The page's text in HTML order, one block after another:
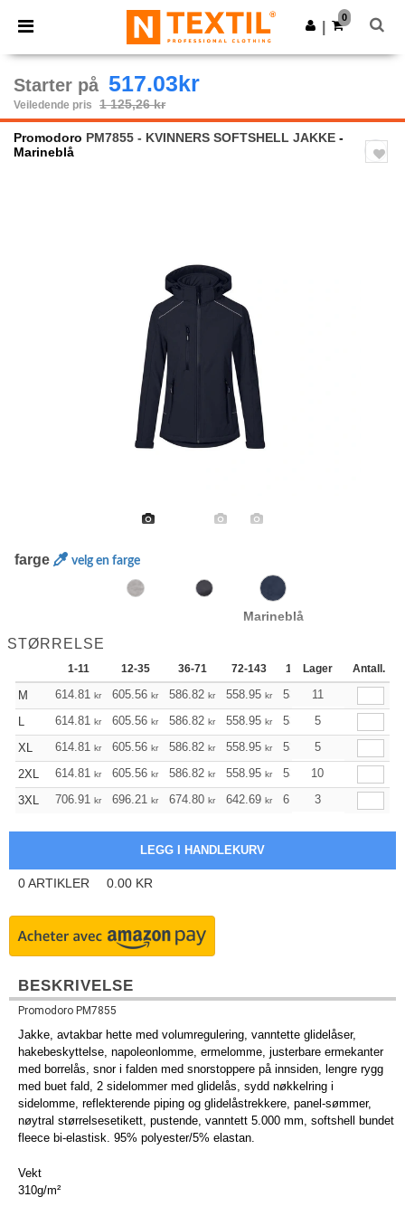
× Ntextil-app
Bedre priser i appen!
Last ned app
0
Starter på 517.03kr
Veiledende pris 1 125,26 kr
Promodoro PM7855 - KVINNERS SOFTSHELL JAKKE -
Marineblå
farge velg en farge
Marineblå
STØRRELSE
1-11 12-35 36-71 72-143 144-287 288 +
Lager Antall.
M 614.81 kr 605.56 kr 586.82 kr 558.95 kr 530.9611
L
614.81 kr 605.56 kr 586.82 kr 558.95 kr 530.965
XL
614.81 kr 605.56 kr 586.82 kr 558.95 kr 530.965
2XL
614.81 kr 605.56 kr 586.82 kr 558.95 kr 530.96 kr
10
3XL
706.91 kr 696.21 kr 674.80 kr 642.69 kr 610.573
0ARTIKLER 0.00 KR
BESKRIVELSE
Promodoro PM7855
Jakke, avtakbar hette med volumregulering, vanntette glidelåser,
hakebeskyttelse, napoleonlomme, ermelomme, justerbare ermekanter
med borrelås, snor i falden med snorstoppere på innsiden, lengre rygg
med buet fald, 2 sidelommer med glidelås, sydd nøkkelring i
sidelomme, reflekterende piping og glidelåstrekkere, panel-sømmer,
nøytral størrelsesetikett, pustende, vanntett 5.000 mm, softshell bundet
fleece bi-elastisk. 95% polyester/5% elastan.
Vekt
310g/m²